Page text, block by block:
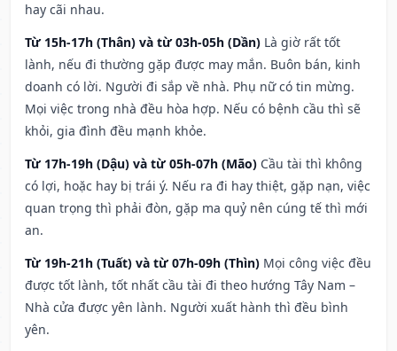
hay cãi nhau.
Từ 15h-17h (Thân) và từ 03h-05h (Dần) Là giờ rất tốt
lành, nếu đi thường gặp được may mắn. Buôn bán, kinh
doanh có lời. Người đi sắp về nhà. Phụ nữ có tin mừng.
Mọi việc trong nhà đều hòa hợp. Nếu có bệnh cầu thì sẽ
khỏi, gia đình đều mạnh khỏe.
Từ 17h-19h (Dậu) và từ 05h-07h (Mão) Cầu tài thì không
có lợi, hoặc hay bị trái ý. Nếu ra đi hay thiệt, gặp nạn, việc
quan trọng thì phải đòn, gặp ma quỷ nên cúng tế thì mới
an.
Từ 19h-21h (Tuất) và từ 07h-09h (Thìn) Mọi công việc đều
được tốt lành, tốt nhất cầu tài đi theo hướng Tây Nam –
Nhà cửa được yên lành. Người xuất hành thì đều bình
yên.